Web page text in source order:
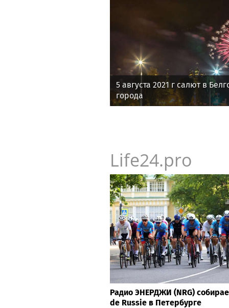
5 августа 2021 г салют в
города
Life24.pro
Радио ЭНЕРДЖИ (NRG)
de Russie в Петербурге